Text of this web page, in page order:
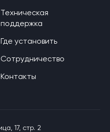
Техническая
поддержка
Где установить
Сотрудничество
Контакты
17, стр. 2